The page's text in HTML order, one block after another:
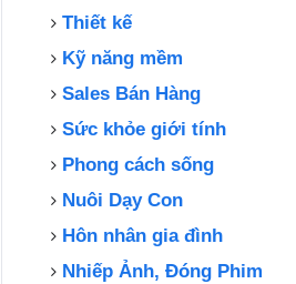
Thiết kế
Kỹ năng mềm
Sales Bán Hàng
Sức khỏe giới tính
Phong cách sống
Nuôi Dạy Con
Hôn nhân gia đình
Nhiếp Ảnh, Đóng Phim